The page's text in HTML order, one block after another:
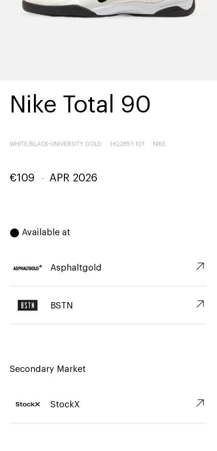
Nike Total 90
WHITE/BLACK-UNIVERSITY GOLD HQ2851-101 NIKE
€109 - APR 2026
⬤ Available at
Asphaltgold ↗︎
BSTN ↗︎
Secondary Market
StockX ↗︎